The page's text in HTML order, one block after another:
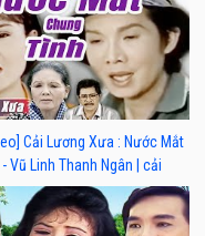
Cải Lương Xưa : Nước Mắt
Vũ Linh Thanh Ngân | cải
hay nhất